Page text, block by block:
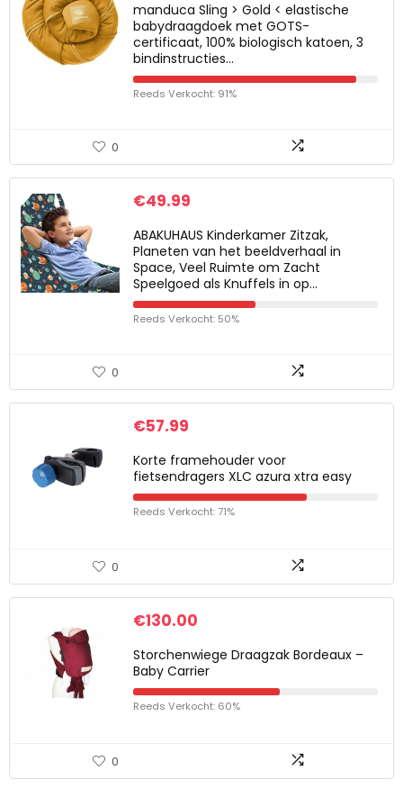
manduca Sling > Gold < elastische
babydraagdoek met GOTS-
certificaat, 100% biologisch katoen, 3
bindinstructies…
Reeds Verkocht: 91%
0
€49.99
ABAKUHAUS Kinderkamer Zitzak,
Planeten van het beeldverhaal in
Space, Veel Ruimte om Zacht
Speelgoed als Knuffels in op…
Reeds Verkocht: 50%
0
€57.99
Korte framehouder voor
fietsendragers XLC azura xtra easy
Reeds Verkocht: 71%
0
€130.00
Storchenwiege Draagzak Bordeaux –
Baby Carrier
Reeds Verkocht: 60%
0